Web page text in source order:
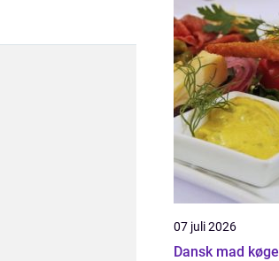
07 juli 2026
Dansk mad køge